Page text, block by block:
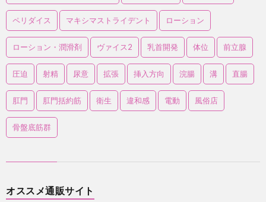
ペリダイス マキシマストライデント ローション
ローション・潤滑剤 ヴァイス2 乳首開発 体位 前立腺
圧迫 射精 尿意 拡張 挿入方向 浣腸 溝 直腸
肛門 肛門括約筋 衛生 違和感 電動 風俗店
骨盤底筋群
オススメ通販サイト